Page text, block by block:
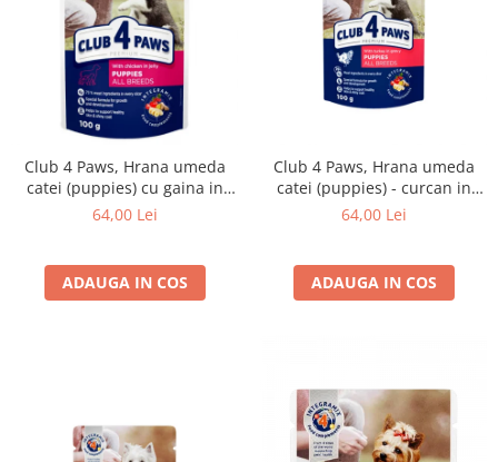
Club 4 Paws, Hrana umeda
catei (puppies) cu gaina in
jeleu, set 24x100g
64,00 Lei
ADAUGA IN COS
Club 4 Paws, Hrana umeda
catei (puppies) - curcan in
sos, set 24*100g
64,00 Lei
ADAUGA IN COS